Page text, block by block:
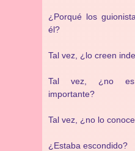
¿Porqué los
él?
Tal vez, ¿lo creen
Tal vez, ¿no es
importante?
Tal vez, ¿no lo
¿Estaba escondido?